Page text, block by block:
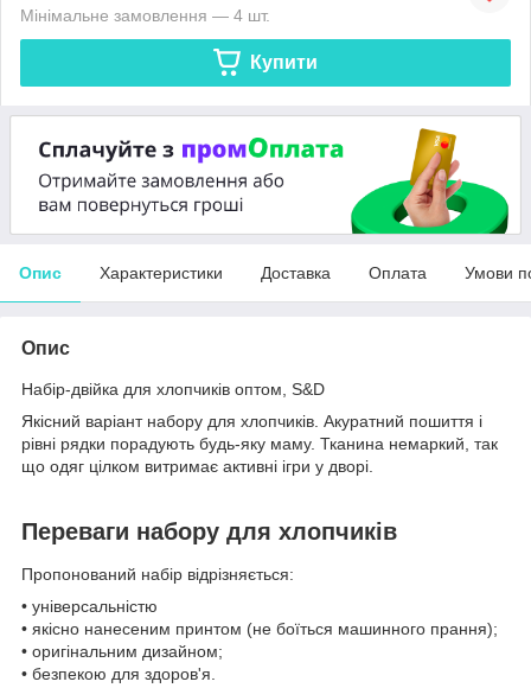
Мінімальне замовлення — 4 шт.
Купити
Опис Характеристики Доставка Оплата Умови
Опис
Набір-двійка для хлопчиків оптом, S&D
Якісний варіант набору для хлопчиків. Акуратний пошиття і
рівні рядки порадують будь-яку маму. Тканина немаркий, так
що одяг цілком витримає активні ігри у дворі.
Переваги набору для хлопчиків
Пропонований набір відрізняється:
• універсальністю
• якісно нанесеним принтом (не боїться машинного прання);
• оригінальним дизайном;
• безпекою для здоров'я.